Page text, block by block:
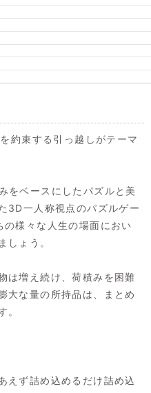
約束する引っ越しがテーマ
をベースにしたパズルと美
3D一人称視点のパズルゲー
様々な人生の場面におい
しょう。
は増え続け、荷積みを困難
大な量の所持品は、まとめ
。
えず詰め込めるだけ詰め込